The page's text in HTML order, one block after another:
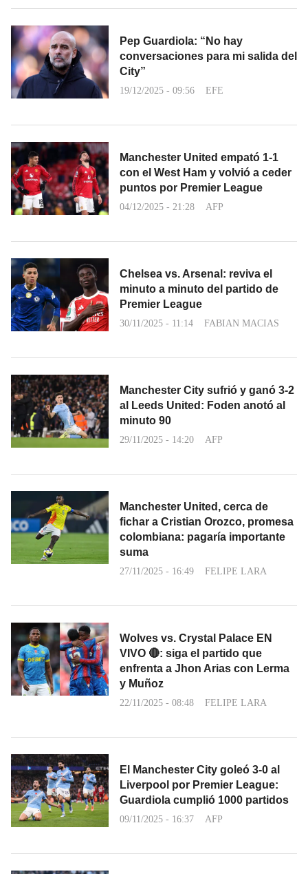
Pep Guardiola: “No hay
conversaciones para mi salida del
City”
19/12/2025 - 09:56 EFE
Manchester United empató 1-1
con el West Ham y volvió a ceder
puntos por Premier League
04/12/2025 - 21:28 AFP
Chelsea vs. Arsenal: reviva el
minuto a minuto del partido de
Premier League
30/11/2025 - 11:14 FABIAN MACIAS
Manchester City sufrió y ganó 3-2
al Leeds United: Foden anotó al
minuto 90
29/11/2025 - 14:20 AFP
Manchester United, cerca de
fichar a Cristian Orozco, promesa
colombiana: pagaría importante
suma
27/11/2025 - 16:49 FELIPE LARA
Wolves vs. Crystal Palace EN
VIVO 🔴: siga el partido que
enfrenta a Jhon Arias con Lerma
y Muñoz
22/11/2025 - 08:48 FELIPE LARA
El Manchester City goleó 3-0 al
Liverpool por Premier League:
Guardiola cumplió 1000 partidos
09/11/2025 - 16:37 AFP